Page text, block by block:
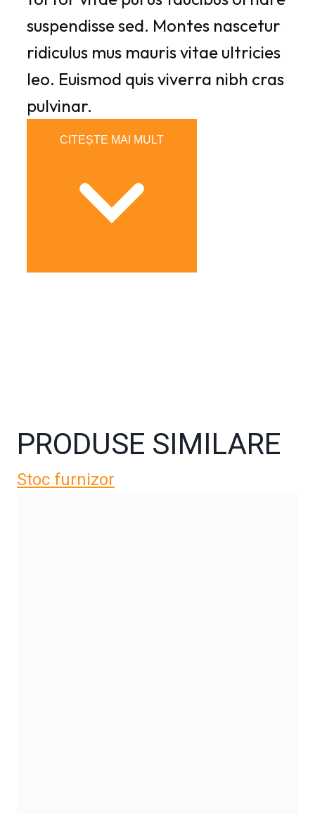
suspendisse sed. Montes nascetur
ridiculus mus mauris vitae ultricies
leo. Euismod quis viverra nibh cras
pulvinar.
PRODUSE SIMILARE
Stoc furnizor